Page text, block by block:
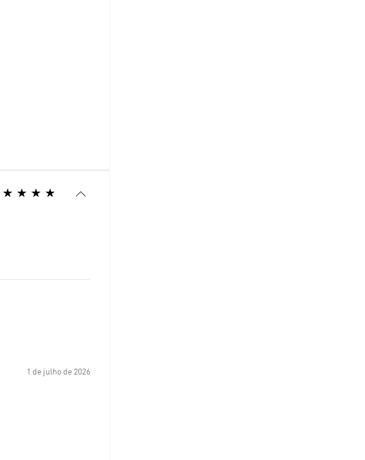
1 de julho de 2026